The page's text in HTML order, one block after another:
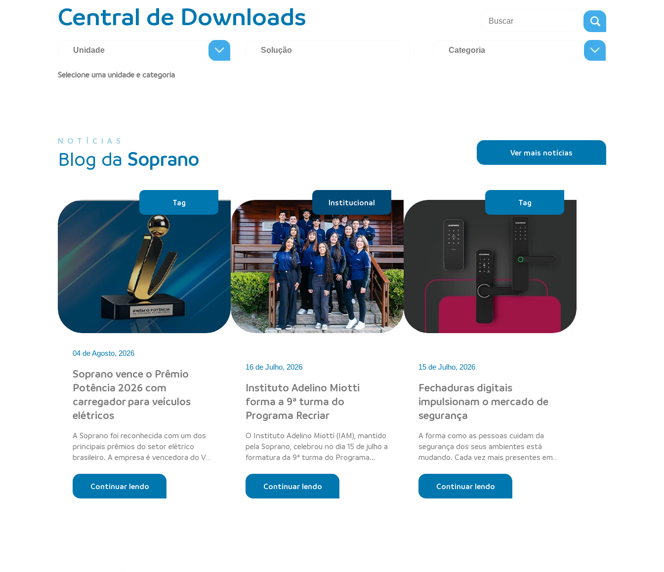
Central de Downloads
Selecione uma unidade e categoria
NOTÍCIAS
Blog da Soprano Ver mais notícias
Tag
04 de Agosto, 2026
Soprano vence o Prêmio
Potência 2026 com
carregador para veículos
elétricos
A Soprano foi reconhecida com um dos
principais prêmios do setor elétrico
brasileiro. A empresa é vencedora do V
Continuar lendo
Institucional
16 de Julho, 2026
Instituto Adelino Miotti
forma a 9ª turma do
Programa Recriar
O Instituto Adelino Miotti (IAM), mantido
pela Soprano, celebrou no dia 15 de julho a
formatura da 9ª turma do Programa...
Continuar lendo
Tag
15 de Julho, 2026
Fechaduras digitais
impulsionam o mercado de
segurança
A forma como as pessoas cuidam da
segurança dos seus ambientes está
mudando. Cada vez mais presentes em
Continuar lendo